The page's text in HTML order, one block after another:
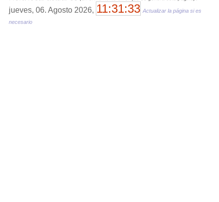
jueves, 06. Agosto 2026, 11:31:33 Actualizar la página si es
necesario